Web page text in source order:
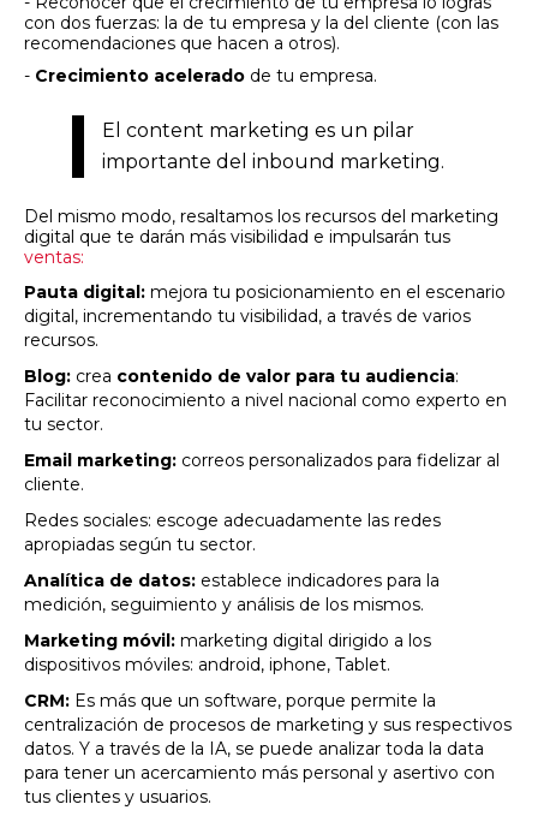
con dos fuerzas: la de tu empresa y la del cliente (con las
recomendaciones que hacen a otros).
- Crecimiento acelerado de tu empresa.
El content marketing es un pilar
importante del inbound marketing.
Del mismo modo, resaltamos los recursos del marketing
digital que te darán más visibilidad e impulsarán tus
ventas:
Pauta digital: mejora tu posicionamiento en el escenario
digital, incrementando tu visibilidad, a través de varios
recursos.
Blog: crea contenido de valor para tu audiencia:
Facilitar reconocimiento a nivel nacional como experto en
tu sector.
Email marketing: correos personalizados para fidelizar al
cliente.
Redes sociales: escoge adecuadamente las redes
apropiadas según tu sector.
Analítica de datos: establece indicadores para la
medición, seguimiento y análisis de los mismos.
Marketing móvil: marketing digital dirigido a los
dispositivos móviles: android, iphone, Tablet.
CRM: Es más que un software, porque permite la
centralización de procesos de marketing y sus respectivos
datos. Y a través de la IA, se puede analizar toda la data
para tener un acercamiento más personal y asertivo con
tus clientes y usuarios.